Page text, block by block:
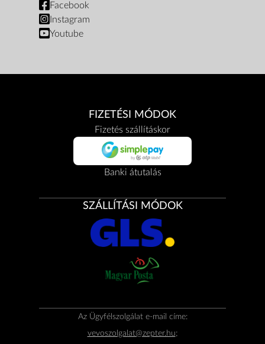
Facebook
Instagram
Youtube
FIZETÉSI MÓDOK
Fizetés szállításkor
Banki átutalás
SZÁLLÍTÁSI MÓDOK
Az Ügyfélszolgálat e-mail címe:
vevoszolgalat@zepter.hu;